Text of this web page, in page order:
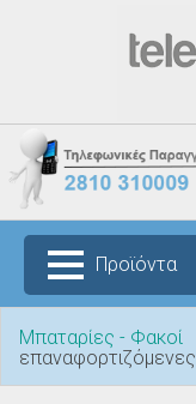
Προϊόντα
Μπαταρίες - Φακοί
επαναφορτιζόμενες